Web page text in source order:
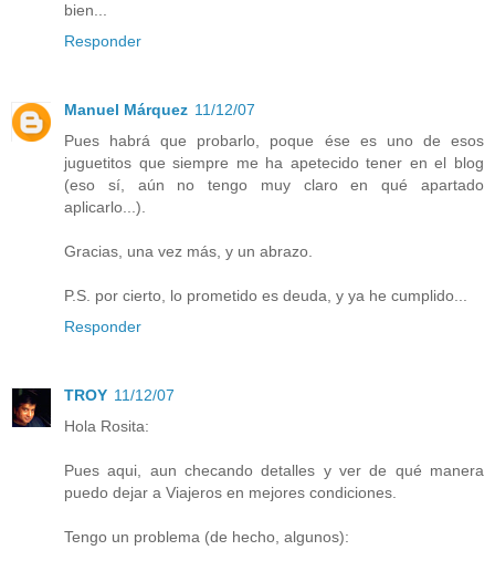
bien...
Responder
Manuel Márquez 11/12/07
Pues habrá que probarlo, poque ése es uno de esos
juguetitos que siempre me ha apetecido tener en el blog
(eso sí, aún no tengo muy claro en qué apartado
aplicarlo...).
Gracias, una vez más, y un abrazo.
P.S. por cierto, lo prometido es deuda, y ya he cumplido...
Responder
TROY 11/12/07
Hola Rosita:
Pues aqui, aun checando detalles y ver de qué manera
puedo dejar a Viajeros en mejores condiciones.
Tengo un problema (de hecho, algunos):